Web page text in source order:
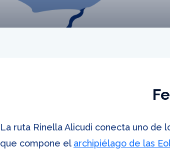
La ruta Rinella Alicudi conecta uno de
que compone el archipiélago de las